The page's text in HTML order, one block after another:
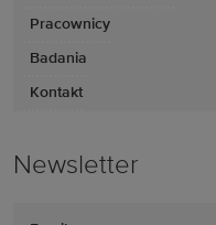
Pracownicy
Badania
Kontakt
Newsletter